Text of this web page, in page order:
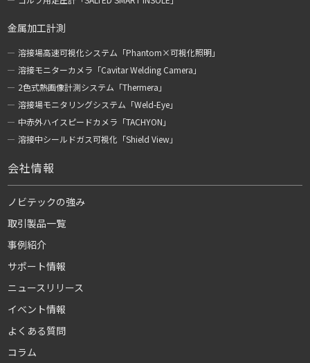
金属加工計測
溶接場高速可視化システム「Phantom×可視化照明」
溶接モニターカメラ「Cavitar Welding Camera」
2色式熱画像計測システム「Thermera」
溶接場モニタリングシステム「Weld-Eye」
中赤外ハイスピードカメラ「TACHYON」
溶接中シールドガス可視化「Shield View」
会社情報
ノビテックの強み
取引製品一覧
事例紹介
サポート情報
ニュースリリース
イベント情報
よくある質問
コラム